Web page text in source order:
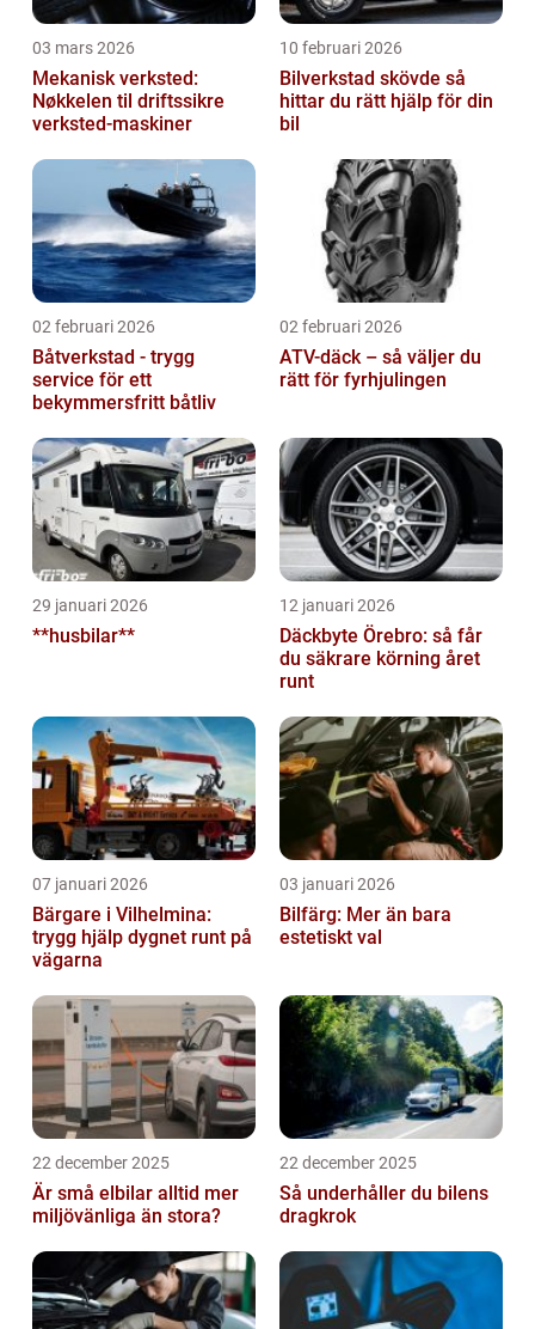
03 mars 2026
Mekanisk verksted:
Nøkkelen til driftssikre
verksted-maskiner
10 februari 2026
Bilverkstad skövde så
hittar du rätt hjälp för din
bil
02 februari 2026
Båtverkstad - trygg
service för ett
bekymmersfritt båtliv
02 februari 2026
ATV-däck – så väljer du
rätt för fyrhjulingen
29 januari 2026
**husbilar**
12 januari 2026
Däckbyte Örebro: så får
du säkrare körning året
runt
07 januari 2026
Bärgare i Vilhelmina:
trygg hjälp dygnet runt på
vägarna
03 januari 2026
Bilfärg: Mer än bara
estetiskt val
22 december 2025
Är små elbilar alltid mer
miljövänliga än stora?
22 december 2025
Så underhåller du bilens
dragkrok